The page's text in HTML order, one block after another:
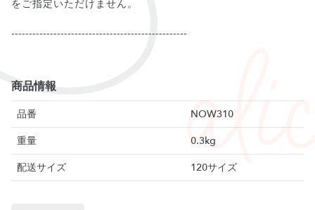
をご指定いただけません。
--------------------------------------------------
商品情報
品番
NOW310
重量
0.3kg
配送サイズ
120サイズ